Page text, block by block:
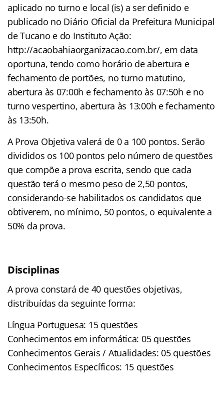
aplicado no turno e local (is) a ser definido e
publicado no Diário Oficial da Prefeitura Municipal
de Tucano e do Instituto Ação:
http://acaobahiaorganizacao.com.br/, em data
oportuna, tendo como horário de abertura e
fechamento de portões, no turno matutino,
abertura às 07:00h e fechamento às 07:50h e no
turno vespertino, abertura às 13:00h e fechamento
às 13:50h.
A Prova Objetiva valerá de 0 a 100 pontos. Serão
divididos os 100 pontos pelo número de questões
que compõe a prova escrita, sendo que cada
questão terá o mesmo peso de 2,50 pontos,
considerando-se habilitados os candidatos que
obtiverem, no mínimo, 50 pontos, o equivalente a
50% da prova.
Disciplinas
A prova constará de 40 questões objetivas,
distribuídas da seguinte forma:
Língua Portuguesa: 15 questões
Conhecimentos em informática: 05 questões
Conhecimentos Gerais / Atualidades: 05 questões
Conhecimentos Específicos: 15 questões